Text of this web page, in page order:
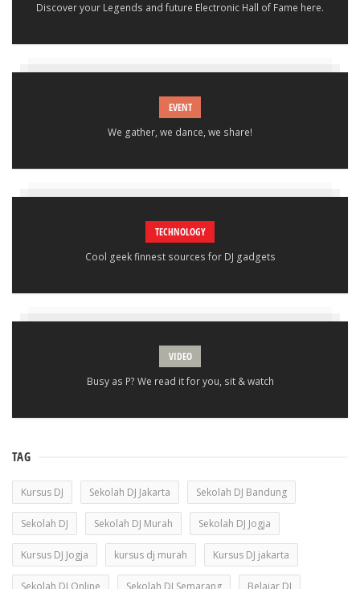
Discover your Legends and future Electronic Hall of Fame here.
EVENT
We gather, we dance, we share!
TECHNOLOGY
Cool geek finnest sources for DJ gadgets
VIDEO
Busy as P? We read it for you, sit & watch
TAG
Kursus DJ Sekolah DJ Jakarta Sekolah DJ Bandung
Sekolah DJ Sekolah DJ Murah Sekolah DJ Jogja
Kursus DJ Jogja kursus dj murah Kursus DJ jakarta
Sekolah DJ Online Sekolah DJ Semarang Belajar DJ